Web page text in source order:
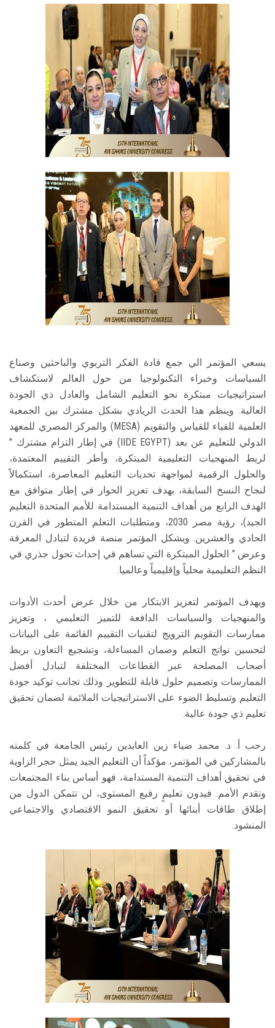
يسعي المؤتمر الي جمع قادة الفكر التربوي والباحثين وصناع
السياسات وخبراء التكنولوجيا من حول العالم لاستكشاف
استراتيجيات مبتكرة نحو التعليم الشامل والعادل ذي الجودة
العالية. وينظم هذا الحدث الريادي بشكل مشترك بين الجمعية
العلمية للقياء للقياس والتقويم (MESA) والمركز المصري للمعهد
الدولي للتعليم عن بعد (IIDE EGYPT) في إطار التزام مشترك "
لربط المنهجيات التعليمية المبتكرة، وأطر التقييم المعتمدة،
والحلول الرقمية لمواجهة تحديات التعليم المعاصرة، استكمالاً
لنجاح النسخ السابقة، بهدف تعزيز الحوار في إطار متوافق مع
الهدف الرابع من أهداف التنمية المستدامة للأمم المتحدة التعليم
الجيد)، رؤية مصر 2030، ومتطلبات التعلم المتطور في القرن
الحادي والعشرين. ويشكل المؤتمر منصة فريدة لتبادل المعرفة
وعرض " الحلول المبتكرة التي تساهم في إحداث تحول جذري في
النظم التعليمية محلياً وإقليمياً وعالميا.
ويهدف المؤتمر لتعزيز الابتكار من خلال عرض أحدث الأدوات
والمنهجيات والسياسات الدافعة للتميز التعليمي ، وتعزيز
ممارسات التقويم الترويج لتقنيات التقييم القائمة على البيانات
لتحسين نواتج التعلم وضمان المساءلة، وتشجيع التعاون بربط
أصحاب المصلحة عبر القطاعات المختلفة لتبادل أفضل
الممارسات وتصميم حلول قابلة للتطوير وذلك تجانب توكيد جودة
التعليم وتسليط الضوء على الاستراتيجيات الملائمة لضمان تحقيق
تعليم ذي جودة عالية.
رحب أ. د. محمد ضياء زين العابدين رئيس الجامعة في كلمته
بالمشاركين في المؤتمر، مؤكداً أن التعليم الجيد يمثل حجر الزاوية
في تحقيق أهداف التنمية المستدامة، فهو أساس بناء المجتمعات
وتقدم الأمم. فبدون تعليمٍ رفيع المستوى، لن تتمكن الدول من
إطلاق طاقات أبنائها أو تحقيق النمو الاقتصادي والاجتماعي
المنشود.